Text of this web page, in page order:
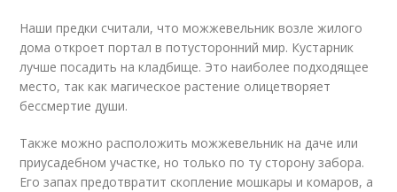
Наши предки считали, что можжевельник возле жилого
дома откроет портал в потусторонний мир. Кустарник
лучше посадить на кладбище. Это наиболее подходящее
место, так как магическое растение олицетворяет
бессмертие души.
Также можно расположить можжевельник на даче или
приусадебном участке, но только по ту сторону забора.
Его запах предотвратит скопление мошкары и комаров, а